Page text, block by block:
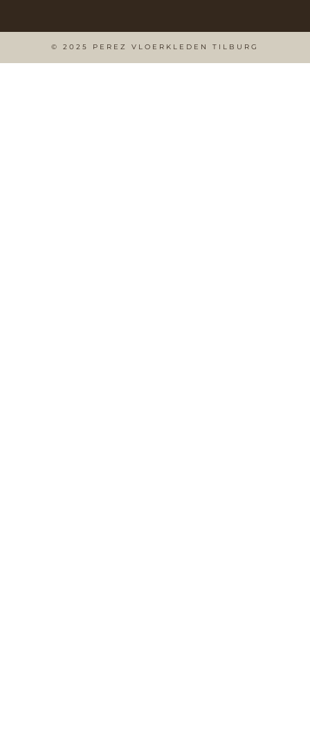
© 2025 PEREZ VLOERKLEDEN TILBURG